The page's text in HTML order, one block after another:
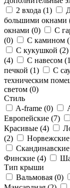
2 входа (1)
большими окнами
окнами (0) С
(0) С камином (
С кукушкой (2)
(4) С навесом (1
печкой (1) С
техническим
светом (0)
Стиль
A-frame (0)
Европейские (7)
Красивые (4)
(2)
Финские (4)
Тип крыши
Вальмовая (0)